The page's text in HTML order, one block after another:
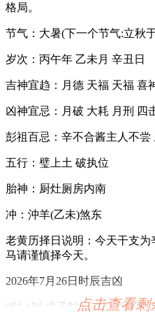
格局。
节气：大暑(下一个节气:立秋
岁次：丙午年 乙未月 辛丑日
吉神宜趋：月德 天福 天福 喜
凶神宜忌：月破 大耗 月刑 四
彭祖百忌：辛不合酱主人不尝
五行：璧上土 破执位
胎神：厨灶厕房内南
冲：沖羊(乙未)煞东
老黄历择日说明：今天干支为
马请谨慎择今天。
2026年7月26日时辰吉凶
0时-1时 戊子时：沖马 煞南
点击查看剩